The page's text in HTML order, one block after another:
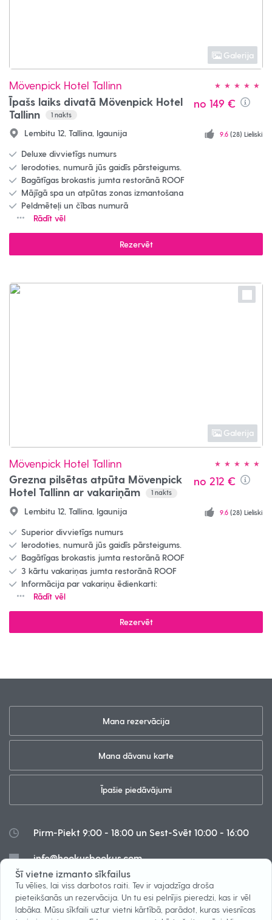
Galerija
Mövenpick Hotel Tallinn
Īpašs laiks divatā Mövenpick Hotel
Tallinn
1 nakts
no 149 € Info
Lembitu 12, Tallina, Igaunija 9.6 (28) Lieliski
Deluxe divvietīgs numurs
Ierodoties, numurā jūs gaidīs pārsteigums.
Bagātīgas brokastis jumta restorānā ROOF
Mājīgā spa un atpūtas zonas izmantošana
Peldmēteļi un čības numurā
Rādīt vēl
Rezervēt
Galerija
Mövenpick Hotel Tallinn
Grezna pilsētas atpūta Mövenpick
Hotel Tallinn ar vakariņām
1 nakts
no 212 € Info
Lembitu 12, Tallina, Igaunija 9.6 (28) Lieliski
Superior divvietīgs numurs
Ierodoties, numurā jūs gaidīs pārsteigums.
Bagātīgas brokastis jumta restorānā ROOF
3 kārtu vakariņas jumta restorānā ROOF
Informācija par vakariņu ēdienkarti:
Rādīt vēl
Rezervēt
Mana rezervācija
Mana dāvanu karte
Īpašie piedāvājumi
Pirm-Piekt 9:00 - 18:00 un Sest-Svēt 10:00 - 16:00
info@hookusbookus.com
Sīkfaili
Šī vietne izmanto sīkfailus
Tu vēlies, lai viss darbotos raiti. Tev ir vajadzīga droša
pieteikšanās un rezervācija. Un tu esi pelnījis pieredzi, kas ir vēl
labāka. Mūsu sīkfaili uztur vietni kārtībā, parādot, kuras viesnīcas